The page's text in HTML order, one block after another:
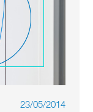
23/05/2014